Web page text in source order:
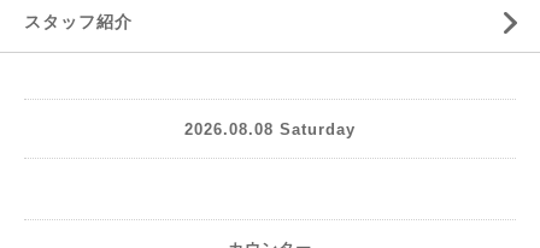
スタッフ紹介
2026.08.08 Saturday